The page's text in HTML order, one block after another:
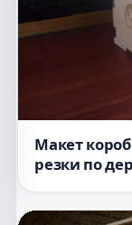
Макет
резки по